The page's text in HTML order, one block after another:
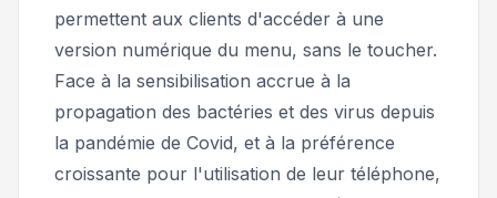
permettent aux clients d'accéder à une
version numérique du menu, sans le toucher.
Face à la sensibilisation accrue à la
propagation des bactéries et des virus depuis
la pandémie de Covid, et à la préférence
croissante pour l'utilisation de leur téléphone,